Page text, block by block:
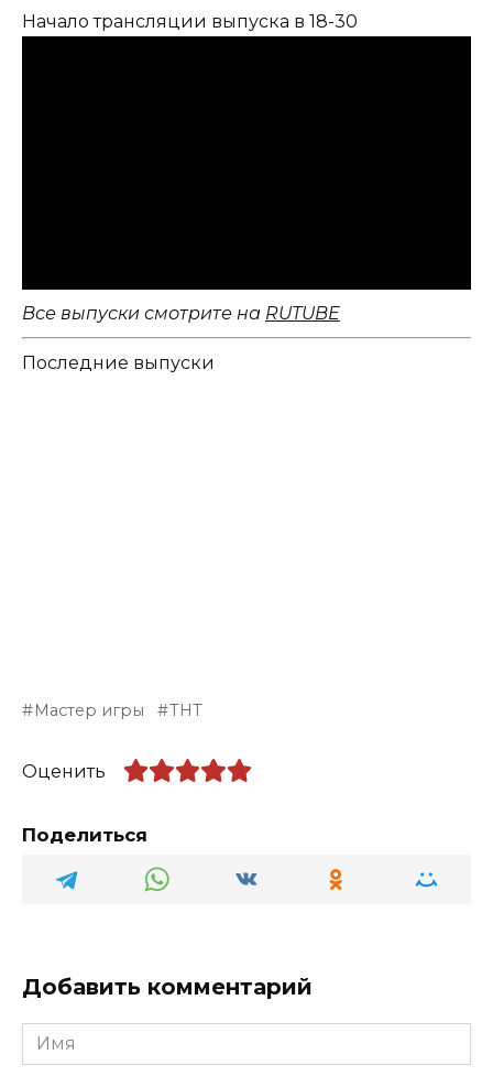
Начало трансляции выпуска в 18-30
Все выпуски смотрите на RUTUBE
Последние выпуски
Мастер игры ТНТ
Оценить
Поделиться
Добавить комментарий
Имя